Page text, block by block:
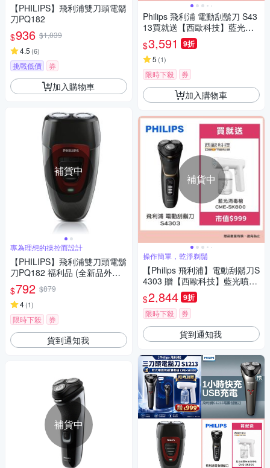
【PHILIPS】飛利浦雙刀頭電鬍
刀PQ182
$936 $1,039
4.5 (6)
挑戰低價 券
加入購物車
補貨中
專為理想的操控而設計
【PHILIPS】飛利浦雙刀頭電鬍
刀PQ182 福利品 (全新品外盒
凹損)
$792 $879
4(1)
限時下殺 券
貨到通知我
補貨中
Philips 飛利浦 電動刮鬍刀 S43
13買就送【西歐科技】藍光噴
霧無線消毒槍CME-SK800
$3,591 9折
5 (1)
限時下殺 券
加入購物車
補貨中
操作簡單，乾淨剃鬚
【Philips 飛利浦】電動刮鬍刀S
4303 贈【西歐科技】藍光噴霧
無線消毒槍CME-SK800
$2,844 9折
限時下殺 券
貨到通知我